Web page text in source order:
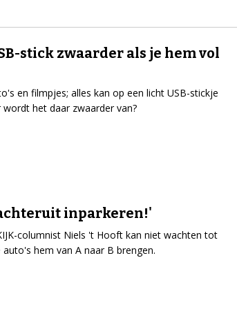
stick zwaarder als je hem vol
en filmpjes; alles kan op een licht USB-stickje
het daar zwaarder van?
inparkeren!'
columnist Niels 't Hooft kan niet wachten tot
hem van A naar B brengen.